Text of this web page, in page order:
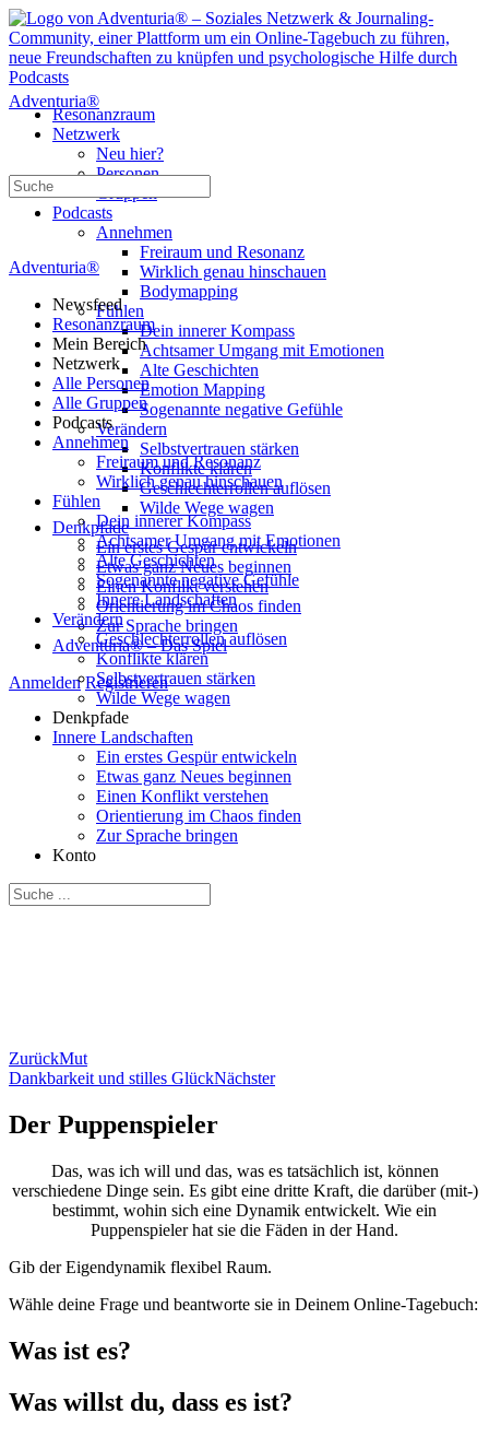
Resonanzraum
Netzwerk
Neu hier?
Personen
Gruppen
Podcasts
Annehmen
Freiraum und Resonanz
Wirklich genau hinschauen
Bodymapping
Fühlen
Dein innerer Kompass
Achtsamer Umgang mit Emotionen
Alte Geschichten
Emotion Mapping
Sogenannte negative Gefühle
Verändern
Selbstvertrauen stärken
Konflikte klären
Geschlechterrollen auflösen
Wilde Wege wagen
Denkpfade
Ein erstes Gespür entwickeln
Etwas ganz Neues beginnen
Einen Konflikt verstehen
Orientierung im Chaos finden
Zur Sprache bringen
Adventuria® – Das Spiel
Anmelden Registrieren
Adventuria®
Suche
nach:
Adventuria®
Newsfeed
Resonanzraum
Mein Bereich
Netzwerk
Alle Personen
Alle Gruppen
Podcasts
Annehmen
Freiraum und Resonanz
Wirklich genau hinschauen
Fühlen
Dein innerer Kompass
Achtsamer Umgang mit Emotionen
Alte Geschichten
Sogenannte negative Gefühle
Innere Landschaften
Verändern
Geschlechterrollen auflösen
Konflikte klären
Selbstvertrauen stärken
Wilde Wege wagen
Denkpfade
Innere Landschaften
Ein erstes Gespür entwickeln
Etwas ganz Neues beginnen
Einen Konflikt verstehen
Orientierung im Chaos finden
Zur Sprache bringen
Konto
Suche
nach:
ZurückMut
Dankbarkeit und stilles GlückNächster
Der Puppenspieler
Das, was ich will und das, was es tatsächlich ist, können
verschiedene Dinge sein. Es gibt eine dritte Kraft, die darüber (mit-)
bestimmt, wohin sich eine Dynamik entwickelt. Wie ein
Puppenspieler hat sie die Fäden in der Hand.
Gib der Eigendynamik flexibel Raum.
Wähle deine Frage und beantworte sie in Deinem Online-Tagebuch:
Was ist es?
Was willst du, dass es ist?